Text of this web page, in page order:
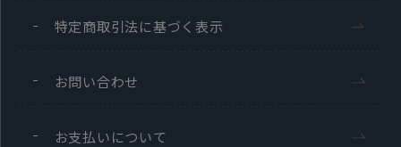
特定商取引法に基づく表示
お問い合わせ
お支払いについて